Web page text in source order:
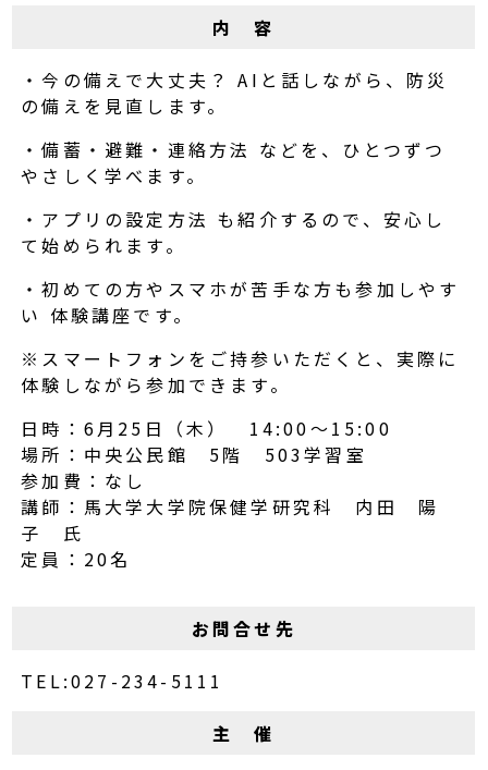
内 容
・今の備えで大丈夫？ AIと話しながら、防災
の備えを見直します。
・備蓄・避難・連絡方法 などを、ひとつずつ
やさしく学べます。
・アプリの設定方法 も紹介するので、安心し
て始められます。
・初めての方やスマホが苦手な方も参加しやす
い 体験講座です。
※スマートフォンをご持参いただくと、実際に
体験しながら参加できます。
日時：6月25日（木） 14:00～15:00
場所：中央公民館 5階 503学習室
参加費：なし
講師：馬大学大学院保健学研究科 内田 陽
子 氏
定員：20名
お問合せ先
TEL:027-234-5111
主 催